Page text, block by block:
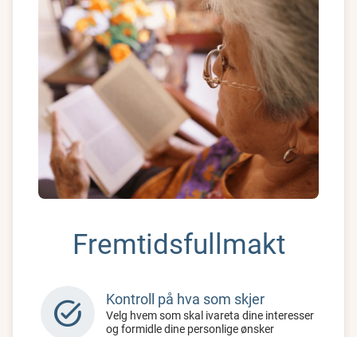
Fremtidsfullmakt
task_alt Kontroll på hva som skjer
Velg hvem som skal ivareta dine interesser
og formidle dine personlige ønsker